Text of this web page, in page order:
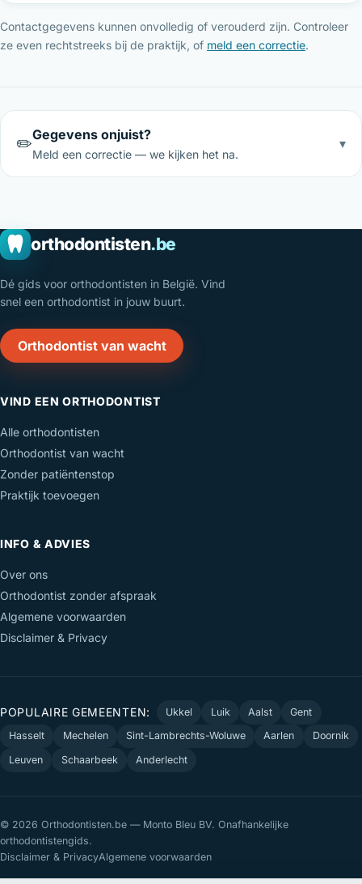
Contactgegevens kunnen onvolledig of verouderd zijn. Controleer
ze even rechtstreeks bij de praktijk, of meld een correctie.
✏️Gegevens onjuist?
Meld een correctie — we kijken het na.
▾
orthodontisten.be
Dé gids voor orthodontisten in België. Vind
snel een orthodontist in jouw buurt.
Orthodontist van wacht
VIND EEN ORTHODONTIST
Alle orthodontisten
Orthodontist van wacht
Zonder patiëntenstop
Praktijk toevoegen
INFO & ADVIES
Over ons
Orthodontist zonder afspraak
Algemene voorwaarden
Disclaimer & Privacy
POPULAIRE GEMEENTEN: Ukkel Luik Aalst
Gent
Hasselt
Mechelen Sint-Lambrechts-Woluwe Aarlen
Doornik
Leuven
Schaarbeek Anderlecht
© 2026 Orthodontisten.be — Monto Bleu BV. Onafhankelijke
orthodontistengids.
Disclaimer & PrivacyAlgemene voorwaarden